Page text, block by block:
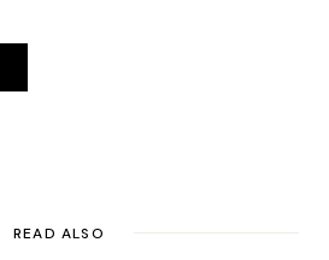
READ ALSO